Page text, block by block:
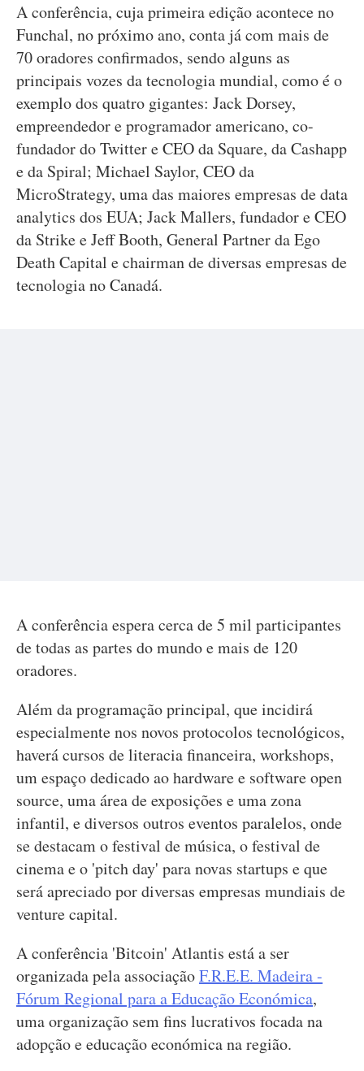
A conferência, cuja primeira edição acontece no
Funchal, no próximo ano, conta já com mais de
70 oradores confirmados, sendo alguns as
principais vozes da tecnologia mundial, como é o
exemplo dos quatro gigantes: Jack Dorsey,
empreendedor e programador americano, co-
fundador do Twitter e CEO da Square, da Cashapp
e da Spiral; Michael Saylor, CEO da
MicroStrategy, uma das maiores empresas de data
analytics dos EUA; Jack Mallers, fundador e CEO
da Strike e Jeff Booth, General Partner da Ego
Death Capital e chairman de diversas empresas de
tecnologia no Canadá.
A conferência espera cerca de 5 mil participantes
de todas as partes do mundo e mais de 120
oradores.
Além da programação principal, que incidirá
especialmente nos novos protocolos tecnológicos,
haverá cursos de literacia financeira, workshops,
um espaço dedicado ao hardware e software open
source, uma área de exposições e uma zona
infantil, e diversos outros eventos paralelos, onde
se destacam o festival de música, o festival de
cinema e o 'pitch day' para novas startups e que
será apreciado por diversas empresas mundiais de
venture capital.
A conferência 'Bitcoin' Atlantis está a ser
organizada pela associaçãoF.R.E.E. Madeira -
Fórum Regional para a Educação Económica,
uma organização sem fins lucrativos focada na
adopção e educação económica na região.